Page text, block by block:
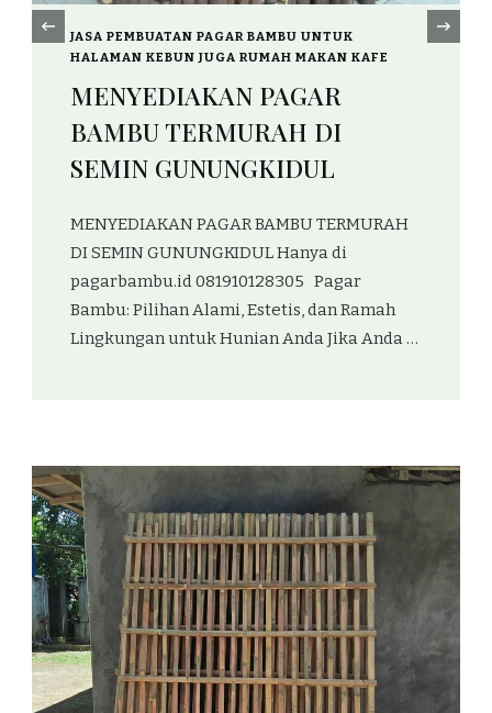
Ramah
Anda …
JASA PEMBUATAN PAGAR BAMBU UNTUK
HALAMAN KEBUN JUGA RUMAH MAKAN KAFE
JUAL PAGAR BAMBU
TERMURAH DI NGLIPAR
GUNUNGKIDUL
‹